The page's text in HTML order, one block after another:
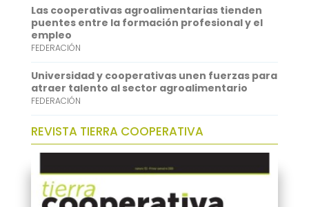
Las cooperativas agroalimentarias tienden
puentes entre la formación profesional y el
empleo
FEDERACIÓN
Universidad y cooperativas unen fuerzas para
atraer talento al sector agroalimentario
FEDERACIÓN
REVISTA TIERRA COOPERATIVA